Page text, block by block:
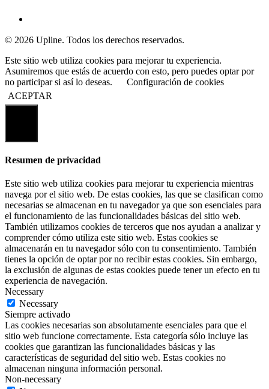
© 2026 Upline. Todos los derechos reservados.
Este sitio web utiliza cookies para mejorar tu experiencia.
Asumiremos que estás de acuerdo con esto, pero puedes optar por
no participar si así lo deseas.
Configuración de cookies
ACEPTAR
Resumen de privacidad
Este sitio web utiliza cookies para mejorar tu experiencia mientras
navega por el sitio web. De estas cookies, las que se clasifican como
necesarias se almacenan en tu navegador ya que son esenciales para
el funcionamiento de las funcionalidades básicas del sitio web.
También utilizamos cookies de terceros que nos ayudan a analizar y
comprender cómo utiliza este sitio web. Estas cookies se
almacenarán en tu navegador sólo con tu consentimiento. También
tienes la opción de optar por no recibir estas cookies. Sin embargo,
la exclusión de algunas de estas cookies puede tener un efecto en tu
experiencia de navegación.
Necessary
Necessary
Siempre activado
Las cookies necesarias son absolutamente esenciales para que el
sitio web funcione correctamente. Esta categoría sólo incluye las
cookies que garantizan las funcionalidades básicas y las
características de seguridad del sitio web. Estas cookies no
almacenan ninguna información personal.
Non-necessary